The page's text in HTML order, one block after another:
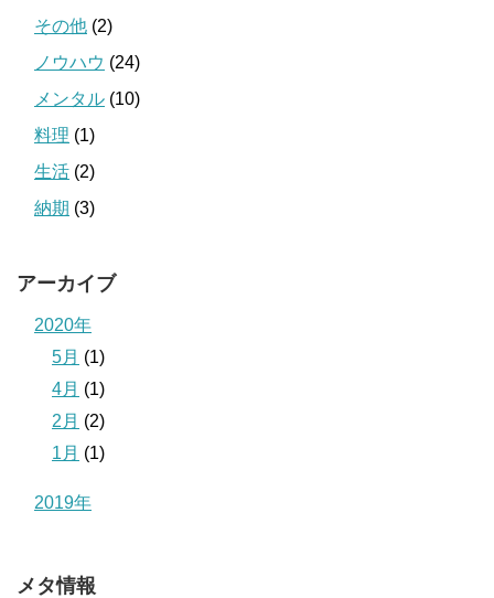
その他 (2)
ノウハウ (24)
メンタル (10)
料理 (1)
生活 (2)
納期 (3)
アーカイブ
2020年
5月 (1)
4月 (1)
2月 (2)
1月 (1)
2019年
メタ情報